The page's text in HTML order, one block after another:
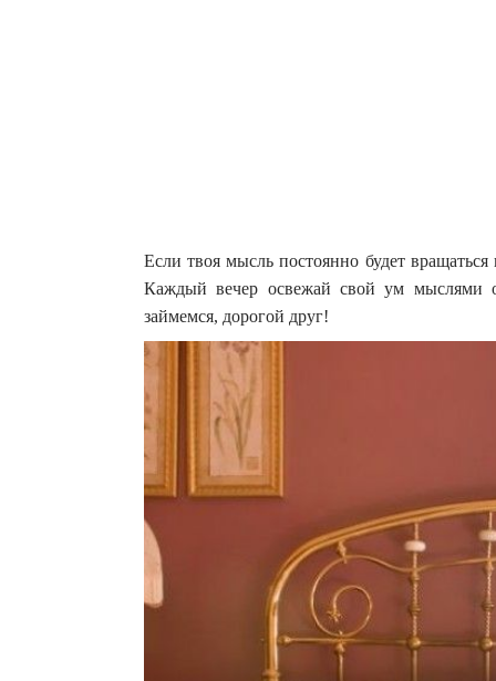
Если твоя мысль постоянно будет
Каждый вечер освежай свой ум мыслями
займемся, дорогой друг!